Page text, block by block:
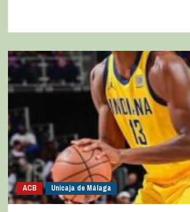
ACB Unicaja de Málaga